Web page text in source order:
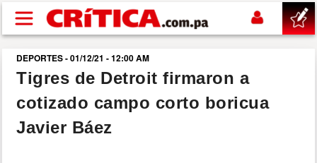
Pasar al contenido principal
buscar
SUCESOS
DEPORTES - 01/12/21 - 12:00 AM
Tigres de Detroit firmaron a
cotizado campo corto boricua
Javier Báez